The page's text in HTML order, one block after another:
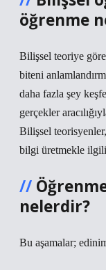
öğrenme
Bilişsel teoriye
biteni
daha fazla şey
gerçekler
Bilişsel
bilgi üretmekle
nelerdir?
Bu aşamalar;